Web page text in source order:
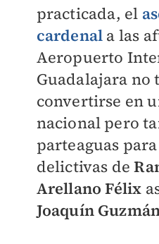
practicada, el
cardenal a las
Aeropuerto
Guadalajara no
convertirse en
nacional pero
parteaguas
delictivas de
Arellano Félix
Joaquín